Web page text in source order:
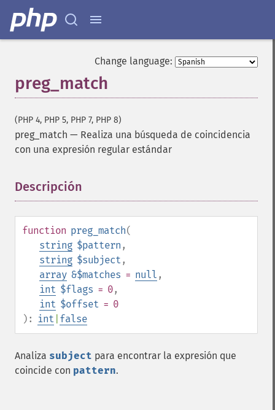
Change language:
preg_match
(PHP 4, PHP 5, PHP 7, PHP 8)
preg_match — Realiza una búsqueda de coincidencia
con una expresión regular estándar
Descripción
function preg_match(
string $pattern ,
string $subject ,
array &$matches = null ,
int $flags = 0,
int $offset = 0
):
int false
Analiza subject para encontrar la expresión que
coincide con pattern.